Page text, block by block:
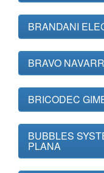
BRANDANI
BRAVO
BRICODEC
BUBBLES
PLANA